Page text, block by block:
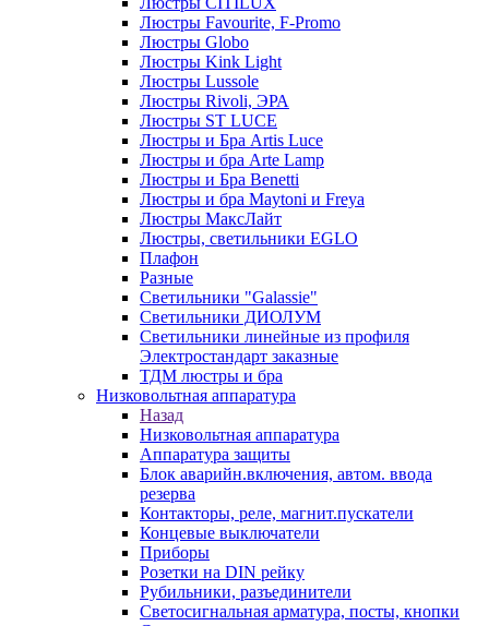
Люстры Favourite, F-Promo
Люстры Globo
Люстры Kink Light
Люстры Lussole
Люстры Rivoli, ЭРА
Люстры ST LUCE
Люстры и Бра Artis Luce
Люстры и бра Arte Lamp
Люстры и Бра Benetti
Люстры и бра Maytoni и Freya
Люстры МаксЛайт
Люстры, светильники EGLO
Плафон
Разные
Светильники "Galassie"
Светильники ДИОЛУМ
Светильники линейные из профиля
Электростандарт заказные
ТДМ люстры и бра
Низковольтная аппаратура
Назад
Низковольтная аппаратура
Аппаратура защиты
Блок аварийн.включения, автом. ввода
резерва
Контакторы, реле, магнит.пускатели
Концевые выключатели
Приборы
Розетки на DIN рейку
Рубильники, разъединители
Светосигнальная арматура, посты, кнопки